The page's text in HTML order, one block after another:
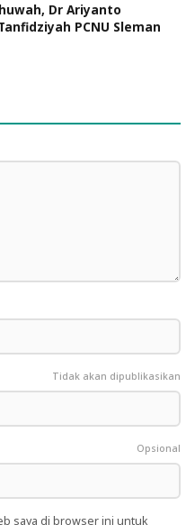
Dr Ariyanto
PCNU Sleman
Tidak akan dipublikasikan
Opsional
saya di browser ini untuk